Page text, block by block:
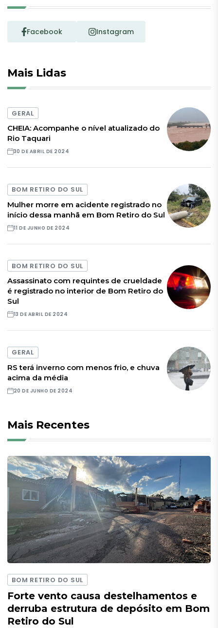
Facebook Instagram
Mais Lidas
GERAL
CHEIA: Acompanhe o nível atualizado do
Rio Taquari
30 DE ABRIL DE 2024
BOM RETIRO DO SUL
Mulher morre em acidente registrado no
início dessa manhã em Bom Retiro do Sul
11 DE JUNHO DE 2024
BOM RETIRO DO SUL
Assassinato com requintes de crueldade
é registrado no interior de Bom Retiro do
Sul
13 DE ABRIL DE 2024
GERAL
RS terá inverno com menos frio, e chuva
acima da média
20 DE JUNHO DE 2024
Mais Recentes
BOM RETIRO DO SUL
Forte vento causa destelhamentos e
derruba estrutura de depósito em Bom
Retiro do Sul